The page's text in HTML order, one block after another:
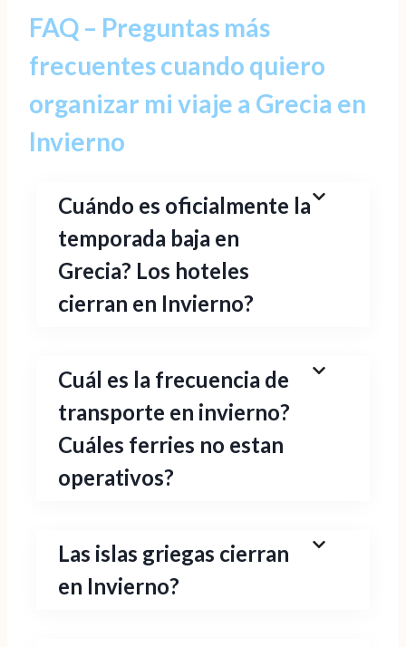
FAQ – Preguntas más
frecuentes cuando quiero
organizar mi viaje a Grecia en
Invierno
Cuándo es oficialmente la
temporada baja en
Grecia? Los hoteles
cierran en Invierno?
Cuál es la frecuencia de
transporte en invierno?
Cuáles ferries no estan
operativos?
Las islas griegas cierran
en Invierno?